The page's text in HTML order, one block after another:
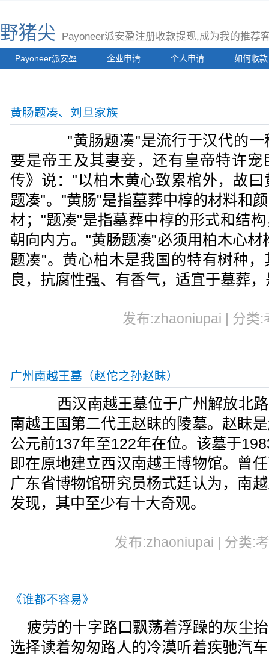
野猪尖 Payoneer派安盈注册收款提现,成为我的推荐
Payoneer派安盈 企业申请 个人申请 如何收款
黄肠题凑、刘旦家族
"黄肠题凑"是流行于汉代的一
要是帝王及其妻妾，还有皇帝特许
传》说："以柏木黄心致累棺外，故
题凑"。"黄肠"是指墓葬中椁的材料和
材；"题凑"是指墓葬中椁的形式和结
朝向内方。"黄肠题凑"必须用柏木心
题凑"。黄心柏木是我国的特有树种
良，抗腐性强、有香气，适宜于墓葬
发布:zhaoniupai | 分类
广州南越王墓（赵佗之孙赵眜）
西汉南越王墓位于广州解放北路
南越王国第二代王赵眜的陵墓。赵眜
公元前137年至122年在位。该墓于
即在原地建立西汉南越王博物馆。曾
广东省博物馆研究员杨式廷认为，南
发现，其中至少有十大奇观。
发布:zhaoniupai | 分类:
《谁都不容易》
疲劳的十字路口飘荡着浮躁的灰尘
选择读着匆匆路人的冷漠听着疾驰汽